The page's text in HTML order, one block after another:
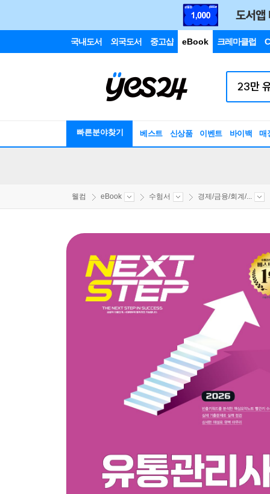
국내도서 외국도서 중고샵 eBook 크레마클럽
빠른분야찾기 베스트 신상품 이벤트 바이백 매
웰컴 eBook 수험서 경제/금융/회계/...